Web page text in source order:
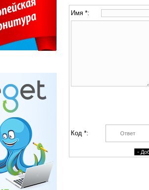
Имя *:
Код *: